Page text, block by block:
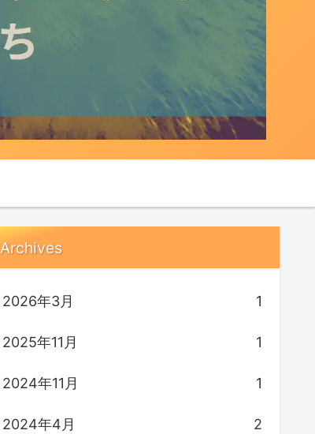
Archives
2026年3月 1
2025年11月 1
2024年11月 1
2024年4月 2